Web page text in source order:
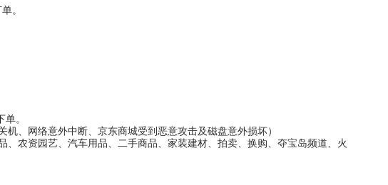
。
。
、网络意外中断、京东商城受到恶意攻击及磁盘意外损坏）
农资园艺、汽车用品、二手商品、家装建材、拍卖、换购、夺宝岛频道、火